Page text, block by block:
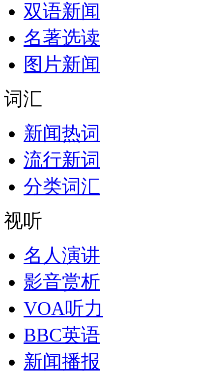
双语新闻
名著选读
图片新闻
词汇
新闻热词
流行新词
分类词汇
视听
名人演讲
影音赏析
VOA听力
BBC英语
新闻播报